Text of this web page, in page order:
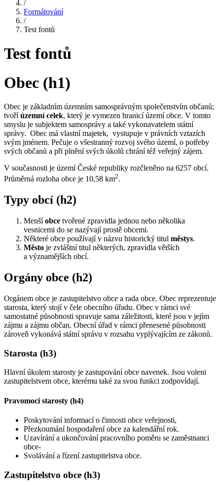
/
Formátování
/
Test fontů
Test fontů
Obec (h1)
Obec je základním územním samosprávným společenstvím občanů;
tvoříúzemní celek, který je vymezen hranicí území obce. V tomto
smyslu je subjektem samosprávy a také vykonavatelem státní
správy. Obec má vlastní majetek, vystupuje v právních vztazích
svým jménem. Pečuje o všestranný rozvoj svého území, o potřeby
svých občanů a při plnění svých úkolů chrání též veřejný zájem.
V současnosti je území České republiky rozčleněno na 6257 obcí.
Průměrná rozloha obce je 10,58 km2.
Typy obcí (h2)
Menšíobce tvořené zpravidla jednou nebo několika
vesnicemi do se nazývají prostě obcemi.
Některé obce používají v názvu historický titul městys.
Město je zvláštní titul některých, zpravidla větších
a významějších obcí.
Orgány obce (h2)
Orgánem obce je zastupitelstvo obce a rada obce. Obec reprezentuje
starosta, který stojí v čele obecního úřadu. Obec v rámci své
samostatné působnosti spravuje sama záležitosti, které jsou v jejím
zájmu a zájmu občan. Obecní úřad v rámci přenesené působnosti
zároveň vykonává státní správu v rozsahu vyplývajícím ze zákonů.
Starosta (h3)
Hlavní úkolem starosty je zastupování obce navenek. Jsou voleni
zastupitelstvem obce, kterému také za svou funkci zodpovídají.
Pravomoci starosty (h4)
Poskytování informací o činnosti obce veřejnosti,
Přezkoumání hospodaření obce za kalendářní rok.
Uzavírání a ukončování pracovního poměru se zaměstnanci
obce-
Svolávání a řízení zastupitelstva obce.
Zastupitelstvo obce (h3)